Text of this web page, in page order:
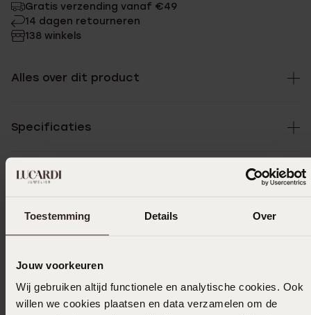
Toestemming Details Over
Jouw voorkeuren
Wij gebruiken altijd functionele en analytische cookies. Ook
willen we cookies plaatsen en data verzamelen om de
Gratis verzending vanaf €49
14 dagen retourneren
138 winkels
Alles over dit product
Specificaties
Bezorging & retourneren
Uitverkocht
Ook leuk voor jou